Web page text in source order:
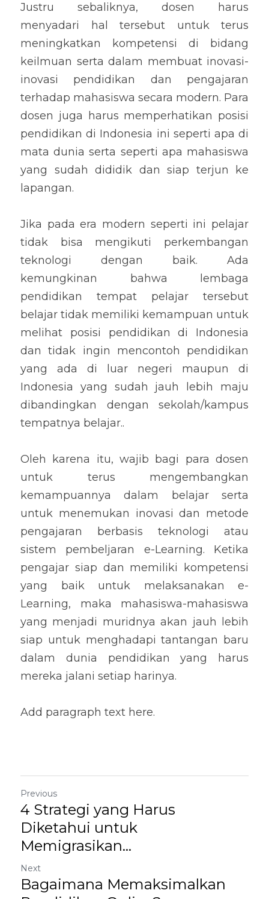
Justru sebaliknya, dosen harus
menyadari hal tersebut untuk terus
meningkatkan kompetensi di bidang
keilmuan serta dalam membuat inovasi-
inovasi pendidikan dan pengajaran
terhadap mahasiswa secara modern. Para
dosen juga harus memperhatikan posisi
pendidikan di Indonesia ini seperti apa di
mata dunia serta seperti apa mahasiswa
yang sudah dididik dan siap terjun ke
lapangan.
Jika pada era modern seperti ini pelajar
tidak bisa mengikuti perkembangan
teknologi dengan baik. Ada
kemungkinan bahwa lembaga
pendidikan tempat pelajar tersebut
belajar tidak memiliki kemampuan untuk
melihat posisi pendidikan di Indonesia
dan tidak ingin mencontoh pendidikan
yang ada di luar negeri maupun di
Indonesia yang sudah jauh lebih maju
dibandingkan dengan sekolah/kampus
tempatnya belajar..
Oleh karena itu, wajib bagi para dosen
untuk terus mengembangkan
kemampuannya dalam belajar serta
untuk menemukan inovasi dan metode
pengajaran berbasis teknologi atau
sistem pembeljaran e-Learning. Ketika
pengajar siap dan memiliki kompetensi
yang baik untuk melaksanakan e-
Learning, maka mahasiswa-mahasiswa
yang menjadi muridnya akan jauh lebih
siap untuk menghadapi tantangan baru
dalam dunia pendidikan yang harus
mereka jalani setiap harinya.
Add paragraph text here.
Previous
4 Strategi yang Harus
Diketahui untuk
Memigrasikan...
Next
Bagaimana Memaksimalkan